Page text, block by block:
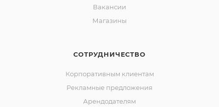
Вакансии
Магазины
СОТРУДНИЧЕСТВО
Корпоративным клиентам
Рекламные предложения
Арендодателям